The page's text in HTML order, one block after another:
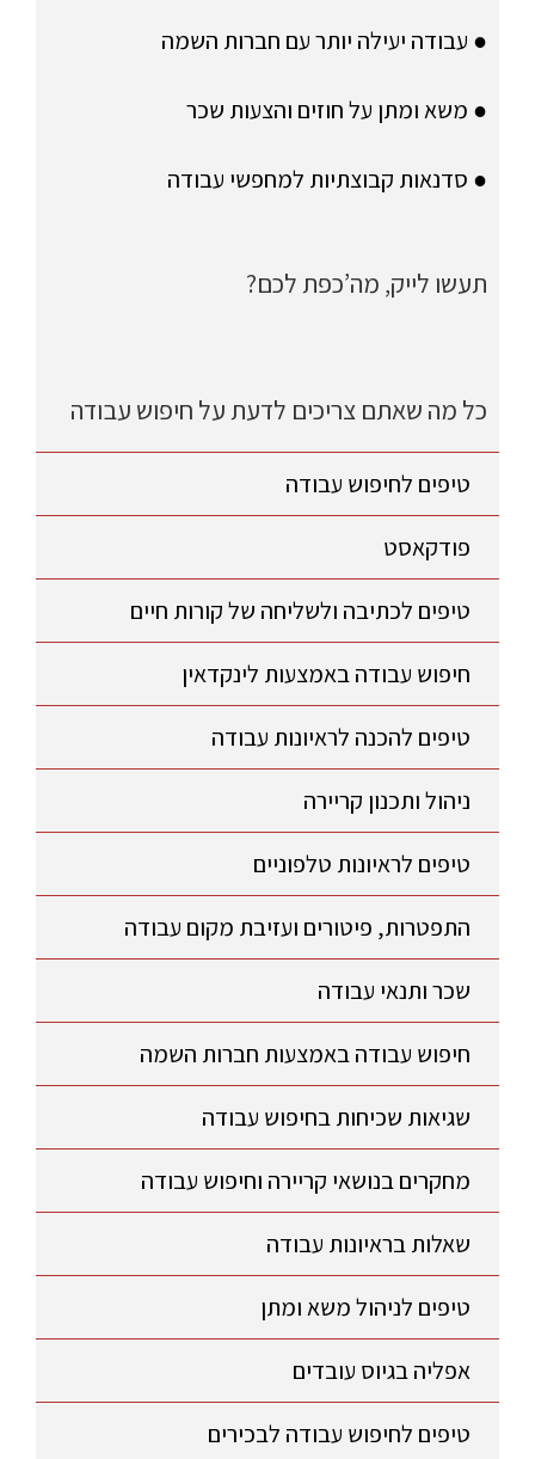
● עבודה יעילה יותר עם חברות השמה
● משא ומתן על חוזים והצעות שכר
● סדנאות קבוצתיות למחפשי עבודה
תעשו לייק, מה’כפת לכם?
כל מה שאתם צריכים לדעת על חיפוש עבודה
טיפים לחיפוש עבודה
פודקאסט
טיפים לכתיבה ולשליחה של קורות חיים
חיפוש עבודה באמצעות לינקדאין
טיפים להכנה לראיונות עבודה
ניהול ותכנון קריירה
טיפים לראיונות טלפוניים
התפטרות, פיטורים ועזיבת מקום עבודה
שכר ותנאי עבודה
חיפוש עבודה באמצעות חברות השמה
שגיאות שכיחות בחיפוש עבודה
מחקרים בנושאי קריירה וחיפוש עבודה
שאלות בראיונות עבודה
טיפים לניהול משא ומתן
אפליה בגיוס עובדים
טיפים לחיפוש עבודה לבכירים